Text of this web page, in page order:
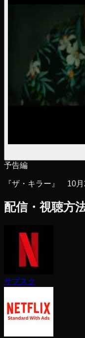
予告編
『ザ・キラー』 10
配信・視聴方
サブスク